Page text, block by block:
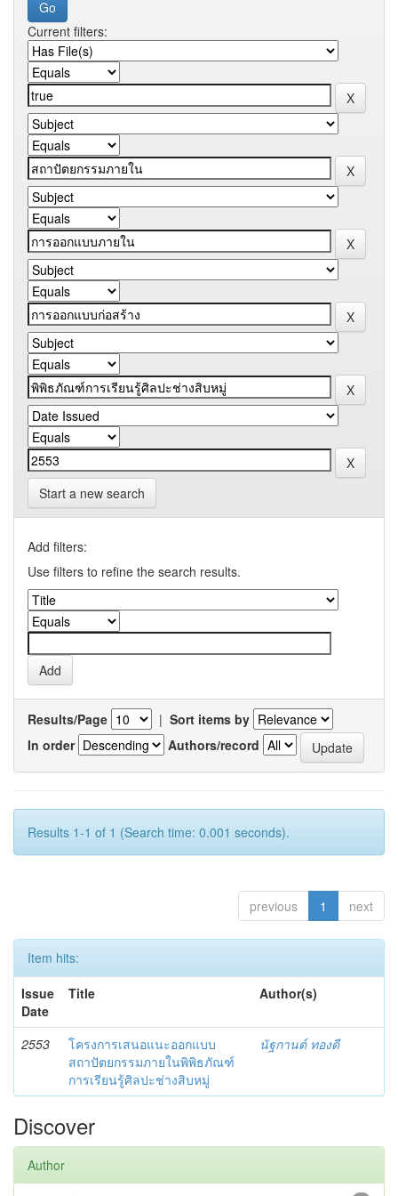
Current filters:
Start a new search
Add filters:
Use filters to refine the search results.
Results/Page | Sort items by
In order
Authors/record
Results 1-1 of 1 (Search time: 0.001 seconds).
previous 1 next
Item hits:
Issue
Date
Title Author(s)
2553
โครงการเสนอแนะออกแบบ
สถาปัตยกรรมภายในพิพิธภัณฑ์
การเรียนรู้ศิลปะช่างสิบหมู่
นัฐกานต์ ทองดี
Discover
Author